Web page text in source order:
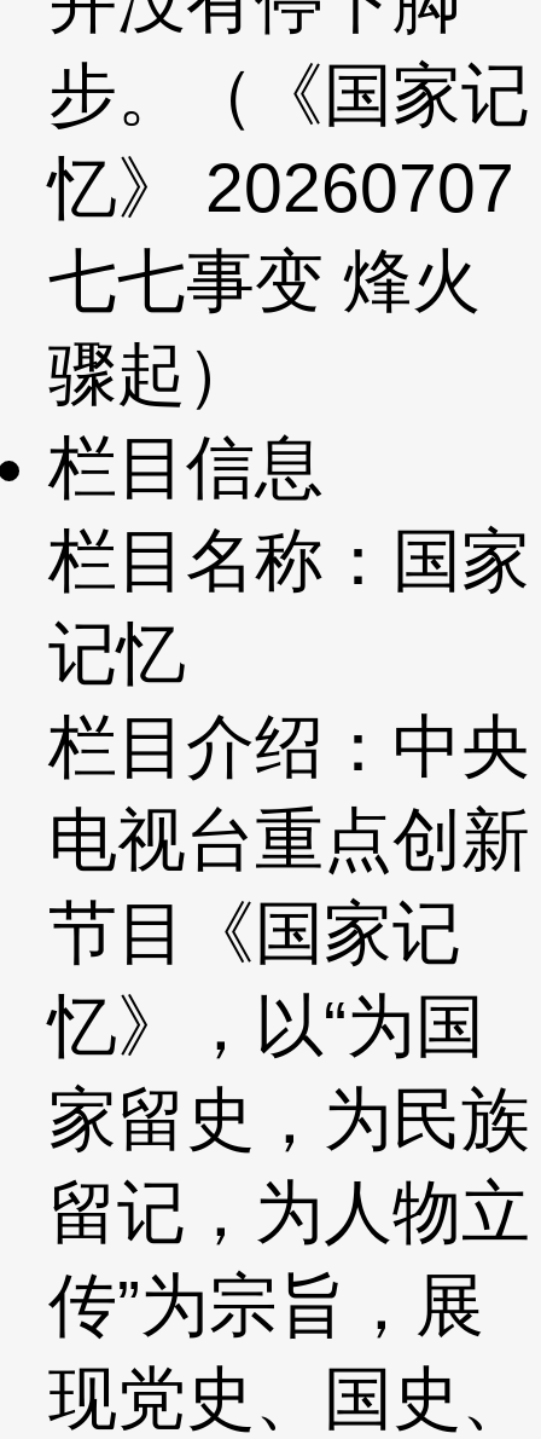
步。（《国家记
忆》 20260707
七七事变 烽火
骤起）
栏目信息
栏目名称：国家
记忆
栏目介绍：中央
电视台重点创新
节目《国家记
忆》，以“为国
家留史，为民族
留记，为人物立
传”为宗旨，展
现党史、国史、